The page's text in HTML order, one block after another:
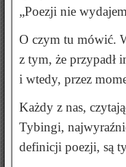
„Poezji nie
O czym tu mówić.
z tym, że przypadł
i wtedy, przez
Każdy z nas,
Tybingi,
definicji poezji, są